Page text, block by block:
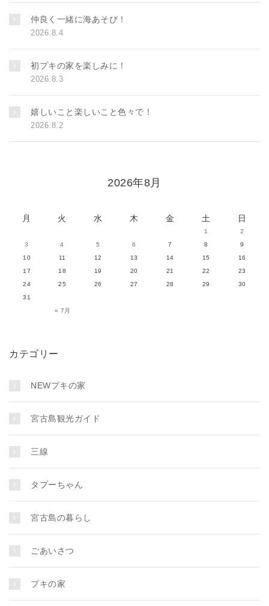
仲良く一緒に海あそび！
2026.8.4
初プキの家を楽しみに！
2026.8.3
嬉しいこと楽しいこと色々で！
2026.8.2
2026年8月
月 火 水 木 金 土 日
« 7月
1
2
3
4 5 6 7 8
9
10
11 12 13 14 15
16
17
18 19 20 21 22
23
24
25 26 27 28 29
30
31
カテゴリー
NEWプキの家
宮古島観光ガイド
三線
タプーちゃん
宮古島の暮らし
ごあいさつ
プキの家